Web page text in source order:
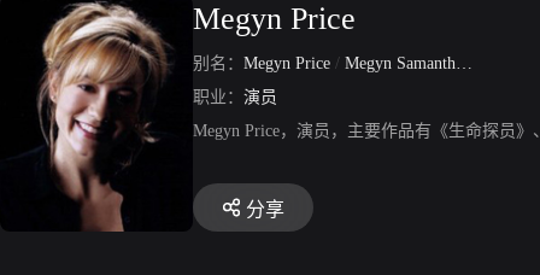
Megyn Price
别名： Megyn Price / Megyn Samantha Price
职业： 演员
Megyn Price，演员，主要作品有《生命探员
分享